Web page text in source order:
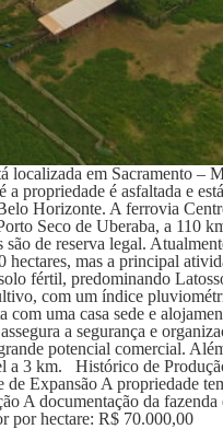
localizada em Sacramento
é asfaltada e
Horizonte. A ferrovia
Seco de Uberaba, a 110
de reserva legal.
mas a principal
fértil, predominando
com um índice
uma casa sede e
a segurança e
potencial comercial.
3 km. Histórico de
Expansão A propriedade
A documentação da
por hectare: R$ 70.000,00